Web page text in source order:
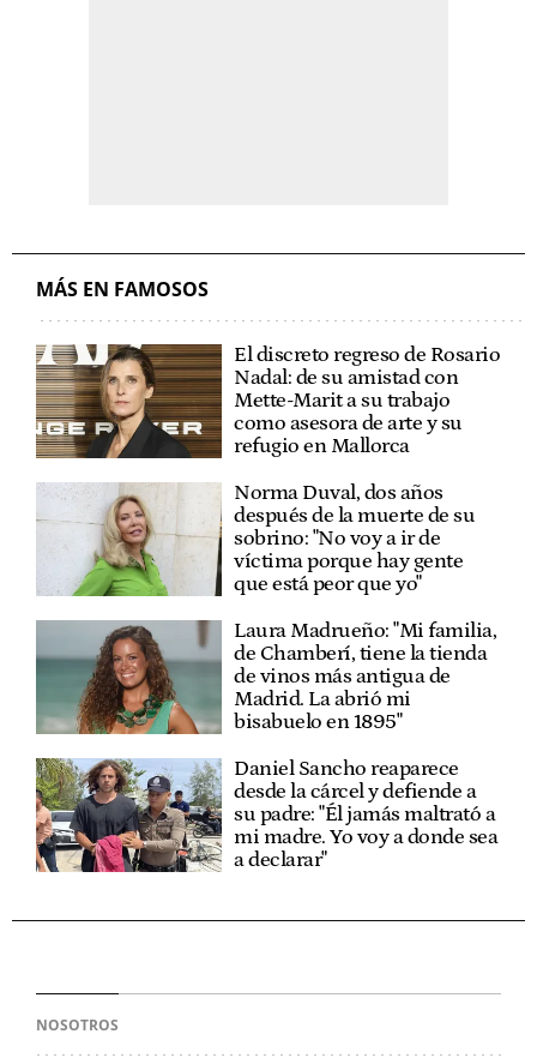
MÁS EN FAMOSOS
El discreto regreso de Rosario
Nadal: de su amistad con
Mette-Marit a su trabajo
como asesora de arte y su
refugio en Mallorca
Norma Duval, dos años
después de la muerte de su
sobrino: "No voy a ir de
víctima porque hay gente
que está peor que yo"
Laura Madrueño: "Mi familia,
de Chamberí, tiene la tienda
de vinos más antigua de
Madrid. La abrió mi
bisabuelo en 1895"
Daniel Sancho reaparece
desde la cárcel y defiende a
su padre: "Él jamás maltrató a
mi madre. Yo voy a donde sea
a declarar"
NOSOTROS